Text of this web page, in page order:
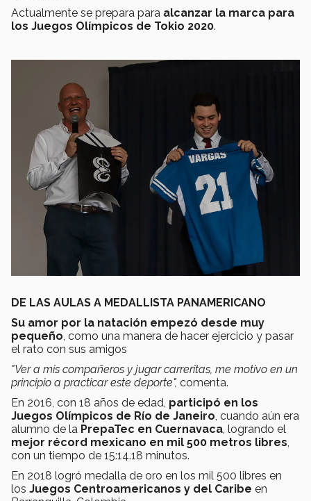
Actualmente se prepara para alcanzar la marca para
los Juegos Olímpicos de Tokio 2020.
DE LAS AULAS A MEDALLISTA PANAMERICANO
Su amor por la natación empezó desde muy
pequeño, como una manera de hacer ejercicio y pasar
el rato con sus amigos
"Ver a mis compañeros y jugar carreritas, me motivo en un
principio a practicar este deporte", comenta.
En 2016, con 18 años de edad, participó en los
Juegos Olímpicos de Río de Janeiro, cuando aún era
alumno de la PrepaTec en Cuernavaca, logrando el
mejor récord mexicano en mil 500 metros libres,
con un tiempo de 15:14.18 minutos.
En 2018 logró medalla de oro en los mil 500 libres en
los Juegos Centroamericanos y del Caribe en